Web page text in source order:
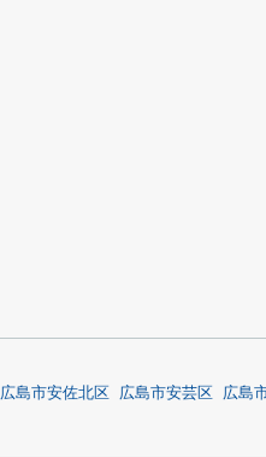
広島市安佐北区 広島市安芸区 広島